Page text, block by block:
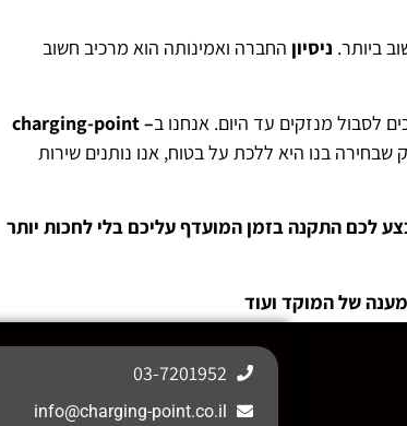
ביותר. ניסיון החברה ואמינותה הוא מרכיב חשוב
לסבול מנזקים עד היום. אנחנו ב– charging-point
שבחירה בנו היא ללכת על בטוח, אנו נותנים שירות
לכם התקנה בזמן המועדף עליכם בלי לחכות יותר
של המוקד ועוד
03-7201952
info@charging-point.co.il